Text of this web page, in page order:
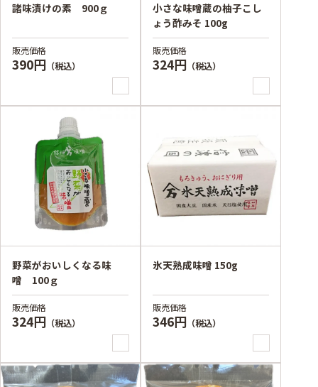
諸味漬けの素 900ｇ
販売価格
390円 （税込）
小さな味噌蔵の柚子こし
ょう酢みそ 100g
販売価格
324円 （税込）
野菜がおいしくなる味
噌 100ｇ
販売価格
324円 （税込）
氷天熟成味噌 150g
販売価格
346円 （税込）